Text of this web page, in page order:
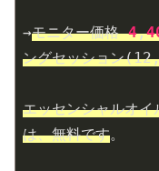
→モニター価格 4,
ングセッション(12
エッセンシャルオ
は、無料です。